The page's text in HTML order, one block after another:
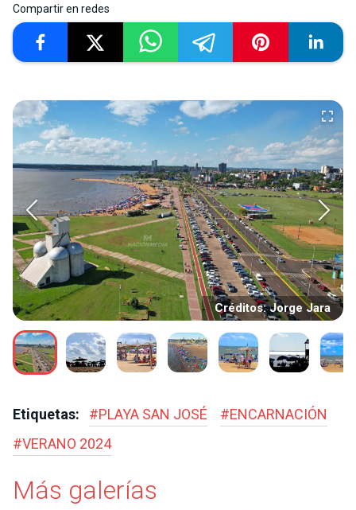
Compartir en redes
Créditos: Jorge Jara
Etiquetas: #PLAYA SAN JOSÉ #ENCARNACIÓN
#VERANO 2024
Más galerías